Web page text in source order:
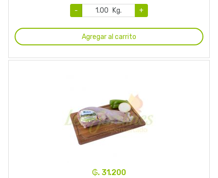
-
Kg. +
Agregar al carrito
₲. 31.200